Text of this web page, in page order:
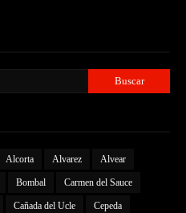
Alcorta Alvarez Alvear
Bombal Carmen del Sauce
Cañada del Ucle Cepeda